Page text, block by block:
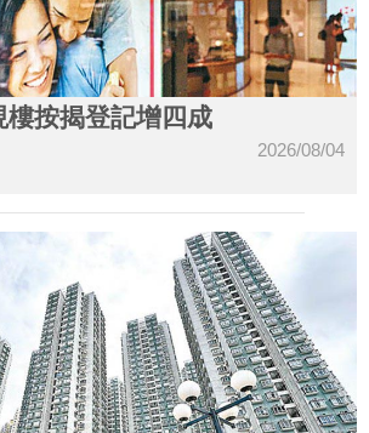
樓按揭登記增四成
2026/08/04